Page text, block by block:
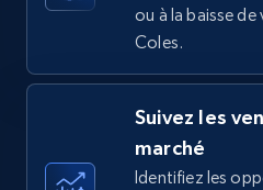
URL, Product name,
rating object, Product
Author name, Asin, and
ou à la baisse de
Coles.
Suivez les
marché
Identifiez les